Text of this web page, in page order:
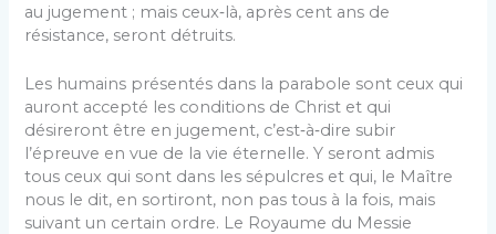
au jugement ; mais ceux‑là, après cent ans de
résistance, seront détruits.
Les humains présentés dans la parabole sont ceux qui
auront accepté les conditions de Christ et qui
désireront être en jugement, c’est‑à‑dire subir
l’épreuve en vue de la vie éternelle. Y seront admis
tous ceux qui sont dans les sépulcres et qui, le Maître
nous le dit, en sortiront, non pas tous à la fois, mais
suivant un certain ordre. Le Royaume du Messie